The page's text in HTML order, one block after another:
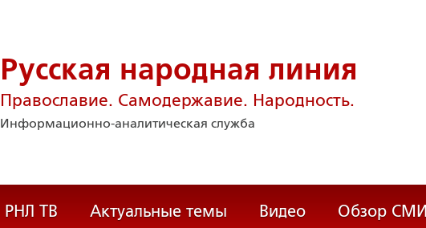
Русская народная линия
Православие. Самодержавие. Народность.
Информационно-аналитическая служба
РНЛ ТВ Актуальные темы Видео Обзор СМИ